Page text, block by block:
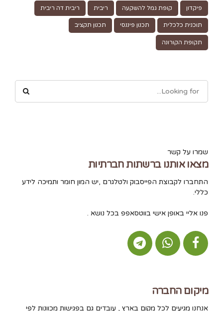
פיקדון קופת גמל להשקעה ריבית ריבית דה ריבית
תוכנית כלכלית תכנון פיננסי תכנון תקציב
תקופת הקורונה
שמרו על קשר
מצאו אותנו ברשתות חברתיות
התחברו לקבוצת הפייסבוק ולטלגרם ,יש המון חומר ותמיכה לידע
כללי.
פנו אליי באופן אישי בווטסאפפ בכל נושא .
מיקום החברה
אנחנו מגיעים לכל מקום בארץ , עובדים גם בפגישות מכוונות לפי